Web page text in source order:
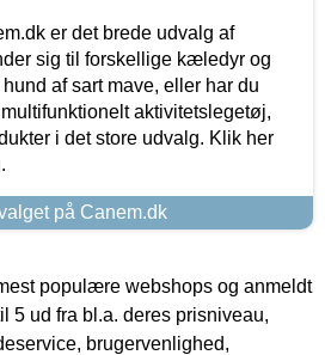
er det brede udvalg af
sig til forskellige kæledyr og
af sart mave, eller har du
aktivitetslegetøj,
i det store udvalg. Klik her
på Canem.dk
populære webshops og anmeldt
5 ud fra bl.a. deres prisniveau,
brugervenlighed,